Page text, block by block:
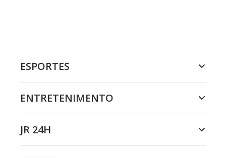
ESPORTES
ENTRETENIMENTO
JR 24H